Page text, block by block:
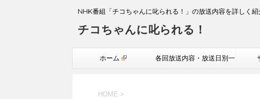
NHK番組「チコちゃんに叱られる！」の放送内容を詳しく紹
チコちゃんに叱られる！
ホーム 各回放送内容・放送日別一
HOME >